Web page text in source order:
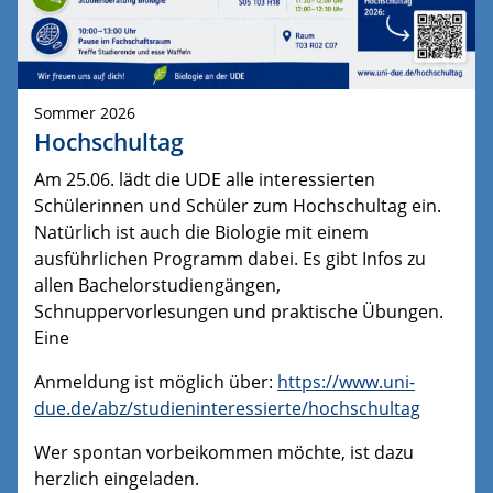
Sommer 2026
Hochschultag
Am 25.06. lädt die UDE alle interessierten
Schülerinnen und Schüler zum Hochschultag ein.
Natürlich ist auch die Biologie mit einem
ausführlichen Programm dabei. Es gibt Infos zu
allen Bachelorstudiengängen,
Schnuppervorlesungen und praktische Übungen.
Eine
Anmeldung ist möglich über: https://www.uni-
due.de/abz/studieninteressierte/hochschultag
Wer spontan vorbeikommen möchte, ist dazu
herzlich eingeladen.